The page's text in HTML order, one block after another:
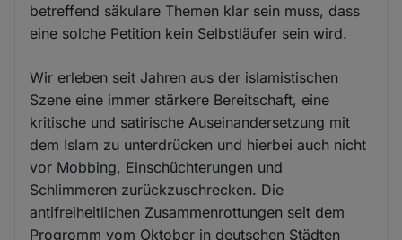
betreffend säkulare Themen klar sein muss, dass
eine solche Petition kein Selbstläufer sein wird.
Wir erleben seit Jahren aus der islamistischen
Szene eine immer stärkere Bereitschaft, eine
kritische und satirische Auseinandersetzung mit
dem Islam zu unterdrücken und hierbei auch nicht
vor Mobbing, Einschüchterungen und
Schlimmeren zurückzuschrecken. Die
antifreiheitlichen Zusammenrottungen seit dem
Progromm vom Oktober in deutschen Städten